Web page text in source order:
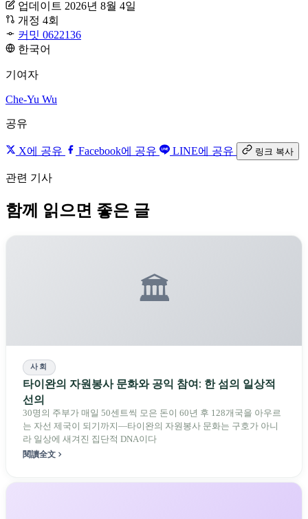
업데이트 2026년 8월 4일
개정 4회
커밋 0622136
한국어
기여자
Che-Yu Wu
공유
X에 공유 Facebook에 공유 LINE에 공유 링크 복사
관련 기사
함께 읽으면 좋은 글
🏛️
사회
타이완의 자원봉사 문화와 공익 참여: 한 섬의 일상적
선의
30명의 주부가 매일 50센트씩 모은 돈이 60년 후 128개국을 아우르
는 자선 제국이 되기까지—타이완의 자원봉사 문화는 구호가 아니
라 일상에 새겨진 집단적 DNA이다
閱讀全文